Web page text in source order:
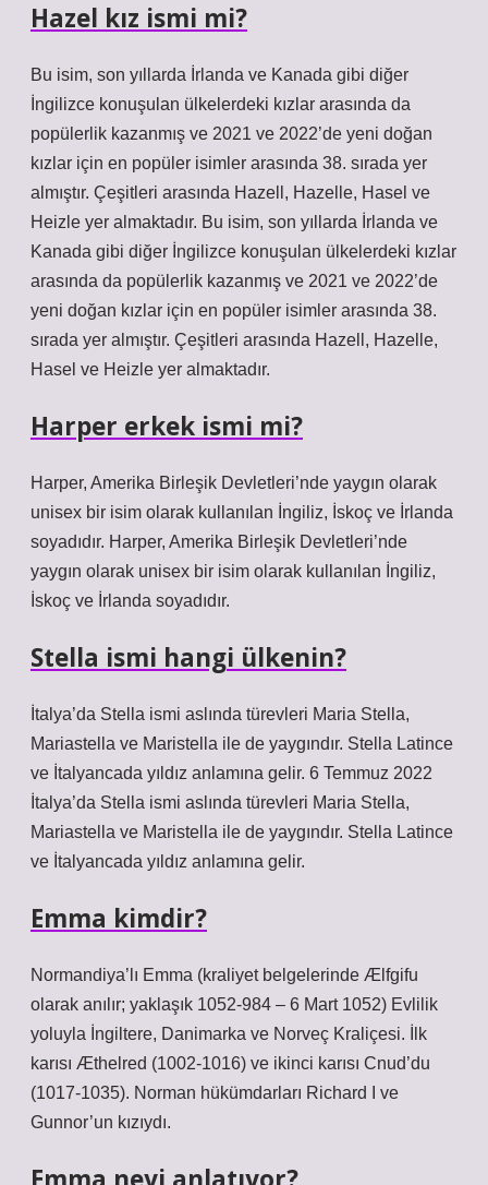
Hazel kız ismi mi?
Bu isim, son yıllarda İrlanda ve Kanada gibi diğer
İngilizce konuşulan ülkelerdeki kızlar arasında da
popülerlik kazanmış ve 2021 ve 2022’de yeni doğan
kızlar için en popüler isimler arasında 38. sırada yer
almıştır. Çeşitleri arasında Hazell, Hazelle, Hasel ve
Heizle yer almaktadır. Bu isim, son yıllarda İrlanda ve
Kanada gibi diğer İngilizce konuşulan ülkelerdeki kızlar
arasında da popülerlik kazanmış ve 2021 ve 2022’de
yeni doğan kızlar için en popüler isimler arasında 38.
sırada yer almıştır. Çeşitleri arasında Hazell, Hazelle,
Hasel ve Heizle yer almaktadır.
Harper erkek ismi mi?
Harper, Amerika Birleşik Devletleri’nde yaygın olarak
unisex bir isim olarak kullanılan İngiliz, İskoç ve İrlanda
soyadıdır. Harper, Amerika Birleşik Devletleri’nde
yaygın olarak unisex bir isim olarak kullanılan İngiliz,
İskoç ve İrlanda soyadıdır.
Stella ismi hangi ülkenin?
İtalya’da Stella ismi aslında türevleri Maria Stella,
Mariastella ve Maristella ile de yaygındır. Stella Latince
ve İtalyancada yıldız anlamına gelir. 6 Temmuz 2022
İtalya’da Stella ismi aslında türevleri Maria Stella,
Mariastella ve Maristella ile de yaygındır. Stella Latince
ve İtalyancada yıldız anlamına gelir.
Emma kimdir?
Normandiya’lı Emma (kraliyet belgelerinde Ælfgifu
olarak anılır; yaklaşık 1052-984 – 6 Mart 1052) Evlilik
yoluyla İngiltere, Danimarka ve Norveç Kraliçesi. İlk
karısı Æthelred (1002-1016) ve ikinci karısı Cnud’du
(1017-1035). Norman hükümdarları Richard I ve
Gunnor’un kızıydı.